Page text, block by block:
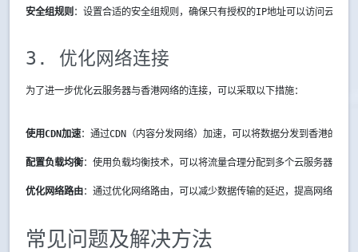
安全组规则 ：设置合适的安全组规则，确保只有授权的IP地址可以访问云服务
3. 优化网络连接
为了进一步优化云服务器与香港网络的连接，可以采取以下措施：
使用CDN加速：通过CDN（内容分发网络）加速，可以将数据分发到香港的多
配置负载均衡：使用负载均衡技术，可以将流量合理分配到多个云服务器实
优化网络路由：通过优化网络路由，可以减少数据传输的延迟，提高网络连接
常见问题及解决方法